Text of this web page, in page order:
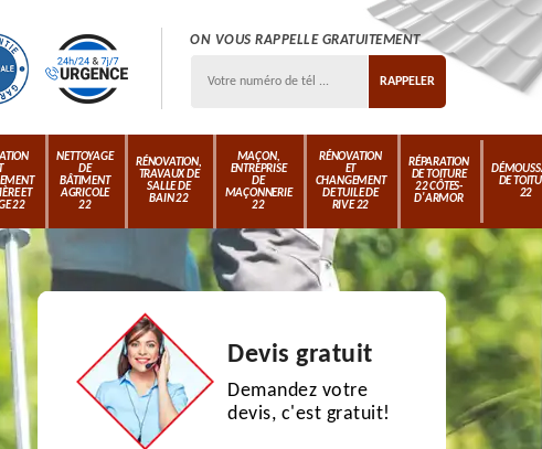
ON VOUS RAPPELLE GRATUITEMENT
ET
22
NETTOYAGE
DE
BÂTIMENT
AGRICOLE
22
RÉNOVATION,
TRAVAUX DE
SALLE DE
BAIN 22
MAÇON,
ENTREPRISE
DE
MAÇONNERIE
22
RÉNOVATION
ET
CHANGEMENT
DE TUILE DE
RIVE 22
RÉPARATION
DE TOITURE
22 CÔTES-
D'ARMOR
DE
22
Devis gratuit
Demandez votre
devis, c'est gratuit!